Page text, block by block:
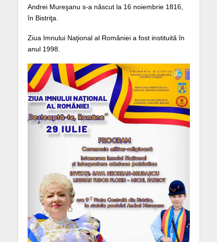
Andrei Mureşanu s-a născut la 16 noiembrie 1816,
în Bistriţa.
Ziua Imnului Naţional al României a fost instituită în
anul 1998.